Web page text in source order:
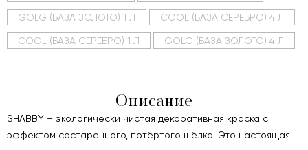
GOLG (БАЗА ЗОЛОТО) 1 Л COOL (БАЗА СЕРЕБРО) 4 Л
COOL (БАЗА СЕРЕБРО) 1 Л GOLG (БАЗА ЗОЛОТО) 4 Л
Описание
SHABBY – экологически чистая декоративная краска с
эффектом состаренного, потёртого шёлка. Это настоящая